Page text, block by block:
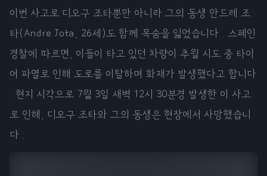
이번 사고로 디오구 조타뿐만 아니라 그의 동생 안드레 조
타(Andre Jota, 26세)도 함께 목숨을 잃었습니다 . 스페인
경찰에 따르면, 이들이 타고 있던 차량이 추월 시도 중 타이
어 파열로 인해 도로를 이탈하며 화재가 발생했다고 합니다
. 현지 시각으로 7월 3일 새벽 12시 30분경 발생한 이 사고
로 인해, 디오구 조타와 그의 동생은 현장에서 사망했습니
다 .